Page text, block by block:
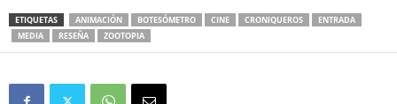
ETIQUETAS ANIMACIÓN BOTESÓMETRO CINE CRONIQUEROS
ENTRADA
MEDIA
RESEÑA ZOOTOPIA